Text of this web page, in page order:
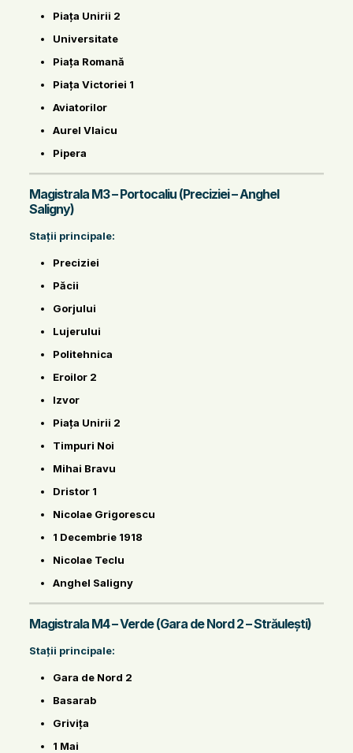
Piața Unirii 2
Universitate
Piața Romană
Piața Victoriei 1
Aviatorilor
Aurel Vlaicu
Pipera
Magistrala M3 – Portocaliu (Preciziei – Anghel
Saligny)
Stații principale:
Preciziei
Păcii
Gorjului
Lujerului
Politehnica
Eroilor 2
Izvor
Piața Unirii 2
Timpuri Noi
Mihai Bravu
Dristor 1
Nicolae Grigorescu
1 Decembrie 1918
Nicolae Teclu
Anghel Saligny
Magistrala M4 – Verde (Gara de Nord 2 – Străulești)
Stații principale:
Gara de Nord 2
Basarab
Grivița
1 Mai